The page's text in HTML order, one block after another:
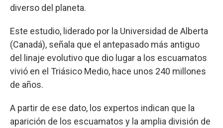
diverso del planeta.
Este estudio, liderado por la Universidad de Alberta
(Canadá), señala que el antepasado más antiguo
del linaje evolutivo que dio lugar a los escuamatos
vivió en el Triásico Medio, hace unos 240 millones
de años.
A partir de ese dato, los expertos indican que la
aparición de los escuamatos y la amplia división de